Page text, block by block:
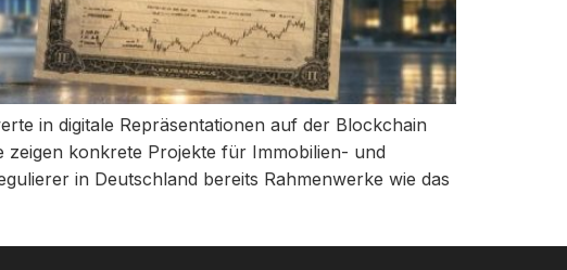
in digitale Repräsentationen auf der Blockchain
konkrete Projekte für Immobilien- und
in Deutschland bereits Rahmenwerke wie das